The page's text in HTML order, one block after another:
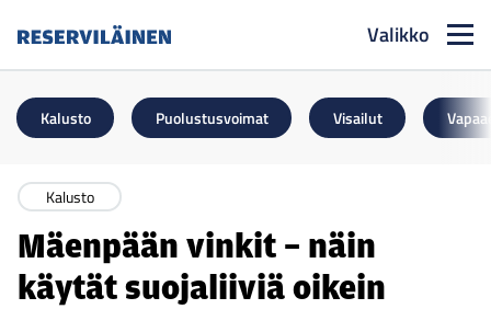
Valikko
Kalusto Puolustusvoimat Visailut
Kalusto
Mäenpään vinkit – näin
käytät suojaliiviä oikein